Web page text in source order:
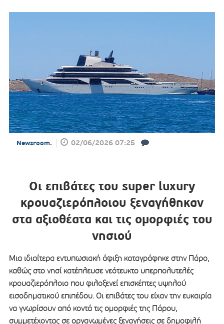
Newsroom. 02/06/2026 07:25
Οι επιβάτες του super luxury
κρουαζιερόπλοιου ξεναγήθηκαν
στα αξιοθέατα και τις ομορφιές του
νησιού
Μια ιδιαίτερα εντυπωσιακή άφιξη καταγράφηκε στην Πάρο,
καθώς στο νησί κατέπλευσε νεότευκτο υπερπολυτελές
κρουαζιερόπλοιο που φιλοξενεί επισκέπτες υψηλού
εισοδηματικού επιπέδου. Οι επιβάτες του είχαν την ευκαιρία
να γνωρίσουν από κοντά τις ομορφιές της Πάρου,
συμμετέχοντας σε οργανωμένες ξεναγήσεις σε δημοφιλή